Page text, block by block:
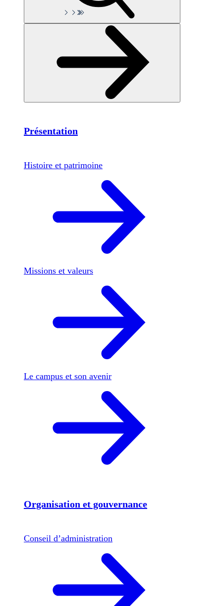
Présentation
Histoire et patrimoine
Missions et valeurs
Le campus et son avenir
Organisation et gouvernance
Conseil d’administration